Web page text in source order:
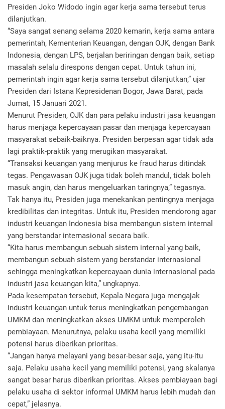
Presiden Joko Widodo ingin agar kerja sama tersebut terus
dilanjutkan.
“Saya sangat senang selama 2020 kemarin, kerja sama antara
pemerintah, Kementerian Keuangan, dengan OJK, dengan Bank
Indonesia, dengan LPS, berjalan beriringan dengan baik, setiap
masalah selalu direspons dengan cepat. Untuk tahun ini,
pemerintah ingin agar kerja sama tersebut dilanjutkan,” ujar
Presiden dari Istana Kepresidenan Bogor, Jawa Barat, pada
Jumat, 15 Januari 2021.
Menurut Presiden, OJK dan para pelaku industri jasa keuangan
harus menjaga kepercayaan pasar dan menjaga kepercayaan
masyarakat sebaik-baiknya. Presiden berpesan agar tidak ada
lagi praktik-praktik yang merugikan masyarakat.
“Transaksi keuangan yang menjurus ke fraud harus ditindak
tegas. Pengawasan OJK juga tidak boleh mandul, tidak boleh
masuk angin, dan harus mengeluarkan taringnya,” tegasnya.
Tak hanya itu, Presiden juga menekankan pentingnya menjaga
kredibilitas dan integritas. Untuk itu, Presiden mendorong agar
industri keuangan Indonesia bisa membangun sistem internal
yang berstandar internasional secara baik.
“Kita harus membangun sebuah sistem internal yang baik,
membangun sebuah sistem yang berstandar internasional
sehingga meningkatkan kepercayaan dunia internasional pada
industri jasa keuangan kita,” ungkapnya.
Pada kesempatan tersebut, Kepala Negara juga mengajak
industri keuangan untuk terus meningkatkan pengembangan
UMKM dan meningkatkan akses UMKM untuk memperoleh
pembiayaan. Menurutnya, pelaku usaha kecil yang memiliki
potensi harus diberikan prioritas.
“Jangan hanya melayani yang besar-besar saja, yang itu-itu
saja. Pelaku usaha kecil yang memiliki potensi, yang skalanya
sangat besar harus diberikan prioritas. Akses pembiayaan bagi
pelaku usaha di sektor informal UMKM harus lebih mudah dan
cepat,” jelasnya.